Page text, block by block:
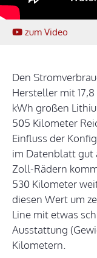
zum Video
Den
Hersteller mit
kWh großen
505 Kilometer
Einfluss der
im Datenblatt gut
Zoll-Rädern
530 Kilometer
diesen Wert um
Line mit etwas
Ausstattung
Kilometern.